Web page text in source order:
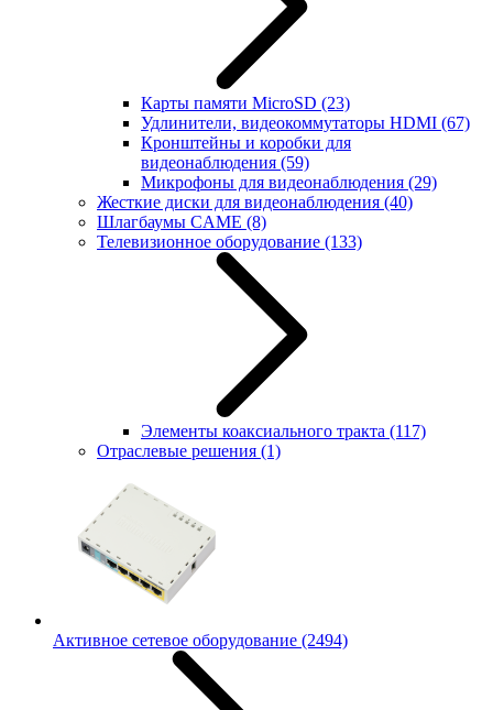
Карты памяти MicroSD (23)
Удлинители, видеокоммутаторы HDMI (67)
Кронштейны и коробки для
видеонаблюдения (59)
Микрофоны для видеонаблюдения (29)
Жесткие диски для видеонаблюдения (40)
Шлагбаумы CAME (8)
Телевизионное оборудование (133)
Элементы коаксиального тракта (117)
Отраслевые решения (1)
Активное сетевое оборудование (2494)